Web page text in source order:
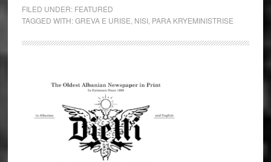
FILED UNDER: FEATURED
TAGGED WITH:GREVA E URISE NISI, PARA KRYEMINISTRISE